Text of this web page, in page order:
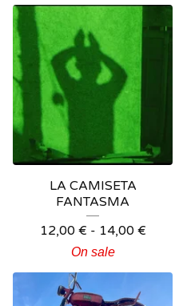
LA CAMISETA
FANTASMA
12,00 € - 14,00 €
On sale